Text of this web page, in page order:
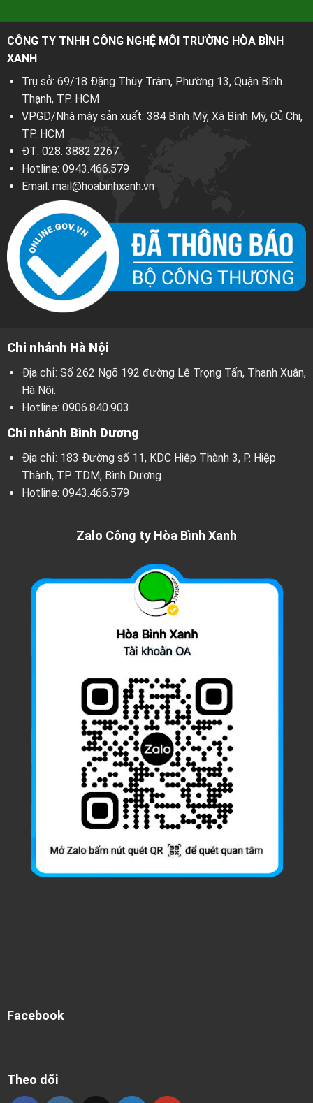
CÔNG TY TNHH CÔNG NGHỆ MÔI TRƯỜNG HÒA BÌNH
XANH
Trụ sở: 69/18 Đặng Thùy Trâm, Phường 13, Quận Bình
Thạnh, TP. HCM
VPGD/Nhà máy sản xuất: 384 Bình Mỹ, Xã Bình Mỹ, Củ Chi,
TP. HCM
ĐT: 028. 3882 2267
Hotline: 0943.466.579
Email: mail@hoabinhxanh.vn
Chi nhánh Hà Nội
Địa chỉ: Số 262 Ngõ 192 đường Lê Trọng Tấn, Thanh Xuân,
Hà Nội.
Hotline: 0906.840.903
Chi nhánh Bình Dương
Địa chỉ: 183 Đường số 11, KDC Hiệp Thành 3, P. Hiệp
Thành, TP. TDM, Bình Dương
Hotline: 0943.466.579
Zalo Công ty Hòa Bình Xanh
Facebook
Theo dõi